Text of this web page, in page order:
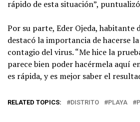
rápido de esta situación”,
Por su parte, Eder Ojeda, habitante
destacó la importancia de hacerse
contagio del virus. “Me hice la
parece bien poder hacérmela aquí
es rápida, y es mejor saber el
RELATED TOPICS: DISTRITO PLAYA